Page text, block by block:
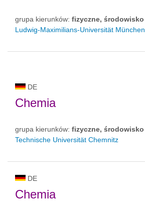
grupa kierunków: fizyczne, środowisko
Ludwig-Maximilians-Universität München
DE
Chemia
grupa kierunków: fizyczne, środowisko
Technische Universität Chemnitz
DE
Chemia